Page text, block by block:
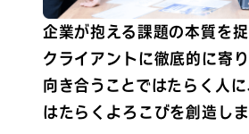
企業が抱える課題の本質を捉
クライアントに徹底的に寄り
向き合うことではたらく人に
はたらくよろこびを創造しま